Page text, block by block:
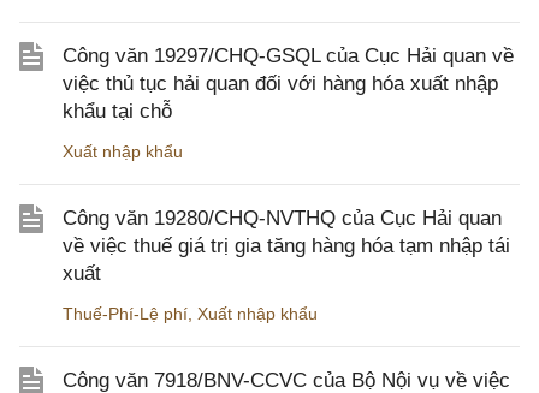
Công văn 19297/CHQ-GSQL của Cục Hải quan về
việc thủ tục hải quan đối với hàng hóa xuất nhập
khẩu tại chỗ
Xuất nhập khẩu
Công văn 19280/CHQ-NVTHQ của Cục Hải quan
về việc thuế giá trị gia tăng hàng hóa tạm nhập tái
xuất
Thuế-Phí-Lệ phí Xuất nhập khẩu
Công văn 7918/BNV-CCVC của Bộ Nội vụ về việc